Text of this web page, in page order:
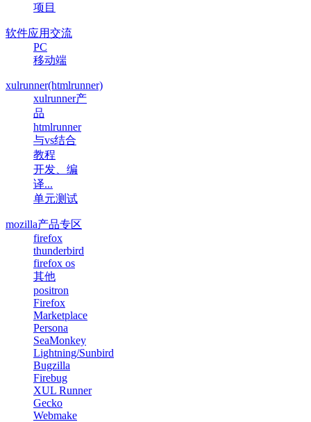
项目
软件应用交流
PC
移动端
xulrunner(htmlrunner)
xulrunner产
品
htmlrunner
与vs结合
教程
开发、编
译...
单元测试
mozilla产品专区
firefox
thunderbird
firefox os
其他
positron
Firefox
Marketplace
Persona
SeaMonkey
Lightning/Sunbird
Bugzilla
Firebug
XUL Runner
Gecko
Webmake